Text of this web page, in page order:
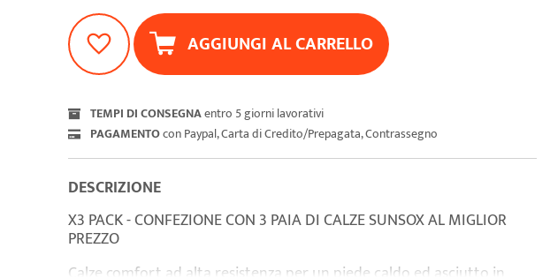
AGGIUNGI AL CARRELLO
TEMPI DI CONSEGNAentro 5 giorni lavorativi
PAGAMENTOcon Paypal, Carta di Credito/Prepagata, Contrassegno
DESCRIZIONE
X3 PACK - CONFEZIONE CON 3 PAIA DI CALZE SUNSOX AL MIGLIOR
PREZZO